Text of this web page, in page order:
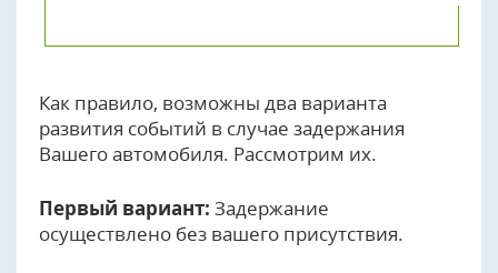
Как правило, возможны два варианта
развития событий в случае задержания
Вашего автомобиля. Рассмотрим их.
Первый вариант: Задержание
осуществлено без вашего присутствия.